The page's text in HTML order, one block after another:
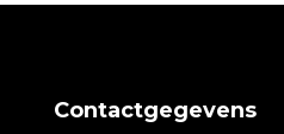
Contactgegevens